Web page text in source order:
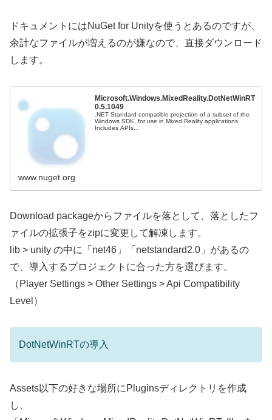
ドキュメントにはNuGet for Unityを使うとあるのですが、
余計なファイルが増えるのが嫌なので、直接ダウンロード
します。
Microsoft.Windows.MixedReality.DotNetWinRT
0.5.1049
.NET Standard compatible projection of a subset of the
Windows SDK, for use in Mixed Reality applications.
Includes APIs...
www.nuget.org
Download packageからファイルを落として、落としたフ
ァイルの拡張子をzipに変更して解凍します。
lib > unity の中に「net46」「netstandard2.0」があるの
で、導入するプロジェクトに合った方を選びます。
（Player Settings > Other Settings > Api Compatibility
Level）
DotNetWinRTの導入
Assets以下の好きな場所にPluginsディレクトリを作成
し、